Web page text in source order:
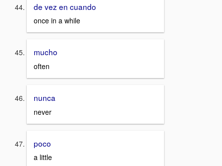
de vez en cuando
once in a while
mucho
often
nunca
never
poco
a little